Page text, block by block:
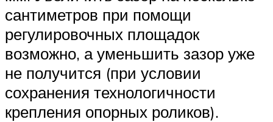
сантиметров при помощи
регулировочных площадок
возможно, а уменьшить зазор уже
не получится (при условии
сохранения технологичности
крепления опорных роликов).